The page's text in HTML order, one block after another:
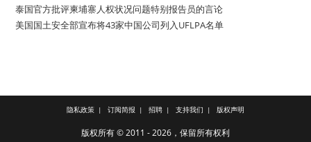
泰国官方批评柬埔寨人权状况问题特别报告员的言论
美国国土安全部宣布将43家中国公司列入UFLPA名单
隐私政策 订阅简报 招聘 支持我们 版权声明
版权所有 © 2011 - 2026，保留所有权利